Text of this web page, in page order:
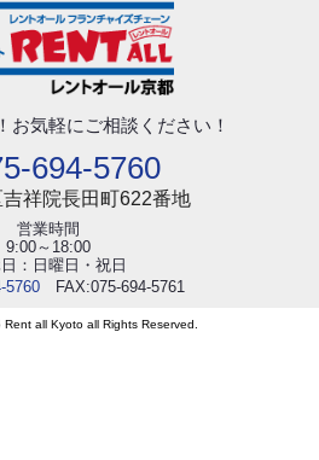
お気軽にご相談ください！
694-5760
祥院長田町622番地
営業時間
9:00～18:00
：日曜日・祝日
5760 FAX:075-694-5761
Rent all Kyoto all Rights Reserved.